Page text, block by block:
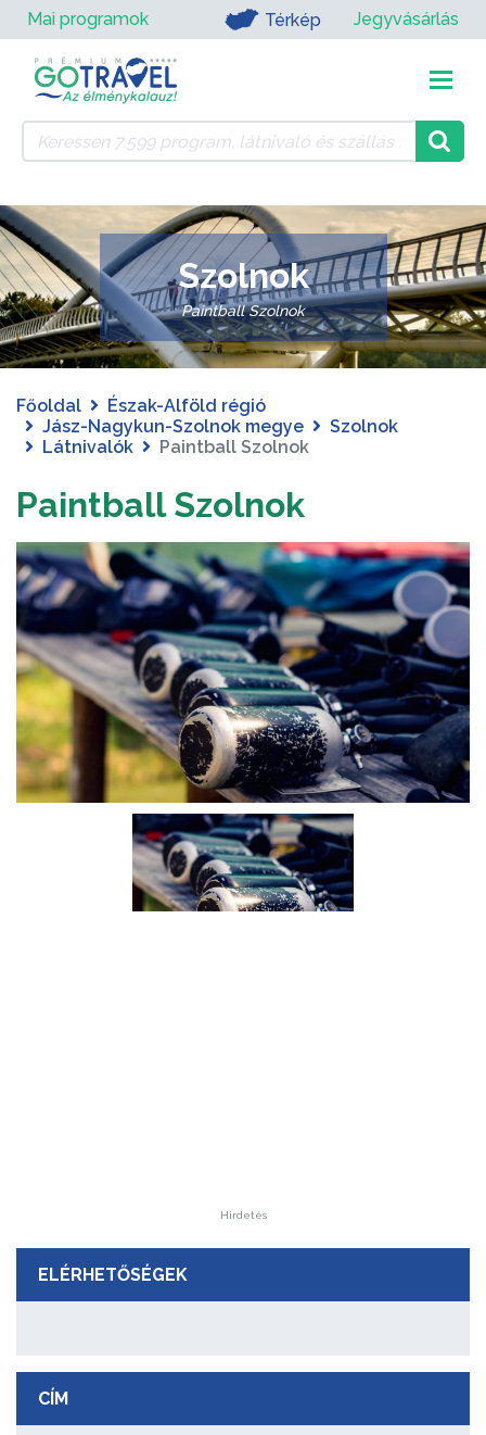
Mai programok Térkép Jegyvásárlás
Szolnok
Paintball Szolnok
Főoldal
Észak-Alföld régió
Jász-Nagykun-Szolnok megye
Szolnok
Látnivalók
Paintball Szolnok
Paintball Szolnok
Hirdetés
ELÉRHETŐSÉGEK
CÍM